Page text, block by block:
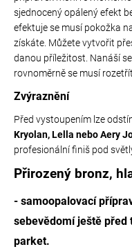
sjednocený opálený efekt
efektuje se musí pokožka
získáte. Můžete vytvořit
danou příležitost. Nanáší
rovnoměrně se musí
Zvýraznění
Před vystoupením lze
Kryolan,Lella nebo Aery
profesionální finiš pod
Přirozený bronz,
- samoopalovací
sebevědomí ještě před
parket.